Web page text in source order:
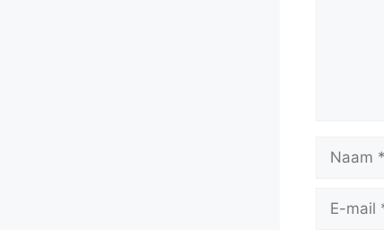
mail